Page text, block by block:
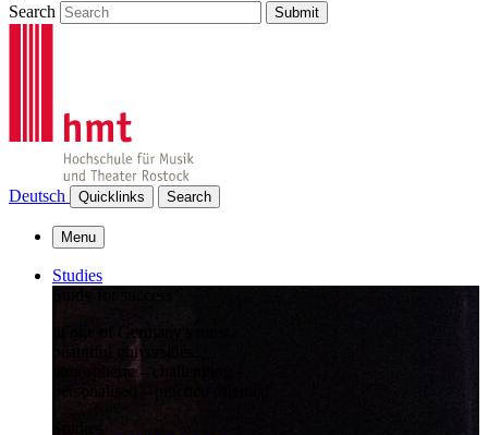
Search Submit
Deutsch Quicklinks Search
Menu
Studies
in one of Germany's most
beautiful universities:
atmospheric – challenging –